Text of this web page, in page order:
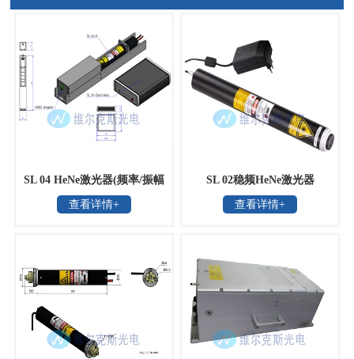
SL 04 HeNe激光器(频率/振幅
双稳)
查看详情+
SL 02稳频HeNe激光器
查看详情+